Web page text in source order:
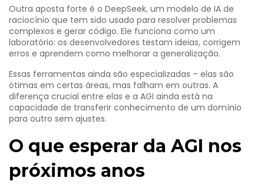
Outra aposta forte é o DeepSeek, um modelo de IA de
raciocínio que tem sido usado para resolver problemas
complexos e gerar código. Ele funciona como um
laboratório: os desenvolvedores testam ideias, corrigem
erros e aprendem como melhorar a generalização.
Essas ferramentas ainda são especializadas – elas são
ótimas em certas áreas, mas falham em outras. A
diferença crucial entre elas e a AGI ainda está na
capacidade de transferir conhecimento de um domínio
para outro sem ajustes.
O que esperar da AGI nos
próximos anos